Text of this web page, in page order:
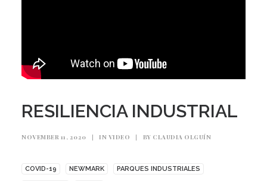
Search
RESILIENCIA INDUSTRIAL
NOVEMBER 11, 2020 | IN VIDEO | BY CLAUDIA OLGUÍN
COVID-19 NEWMARK PARQUES INDUSTRIALES